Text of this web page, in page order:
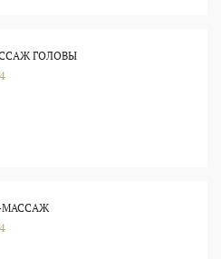
ГОЛОВЫ
МАССАЖ